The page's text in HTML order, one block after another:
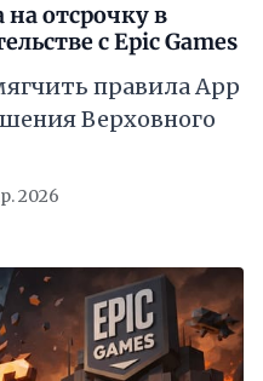
отсрочку в
с Epic Games
правила App
Верховного
2026